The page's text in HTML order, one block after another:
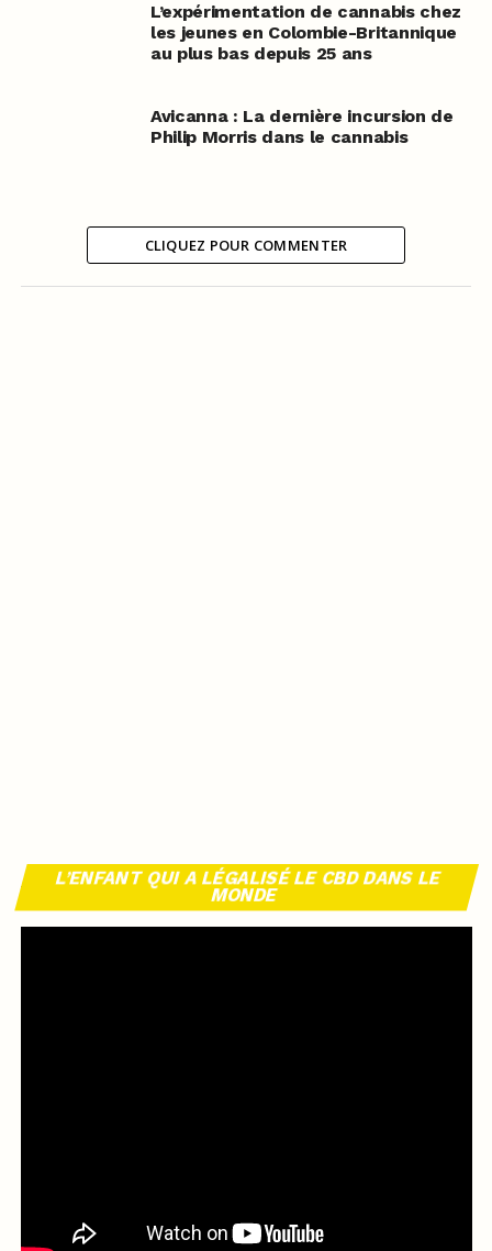
L’expérimentation de cannabis chez
les jeunes en Colombie-Britannique
au plus bas depuis 25 ans
Avicanna : La dernière incursion de
Philip Morris dans le cannabis
CLIQUEZ POUR COMMENTER
L’ENFANT QUI A LÉGALISÉ LE CBD DANS LE
MONDE